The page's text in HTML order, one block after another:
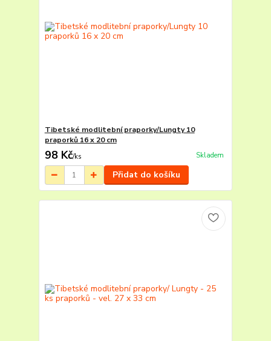
Tibetské modlitební praporky/Lungty 10
praporků 16 x 20 cm
98 Kč/ks Skladem
Přidat do košíku